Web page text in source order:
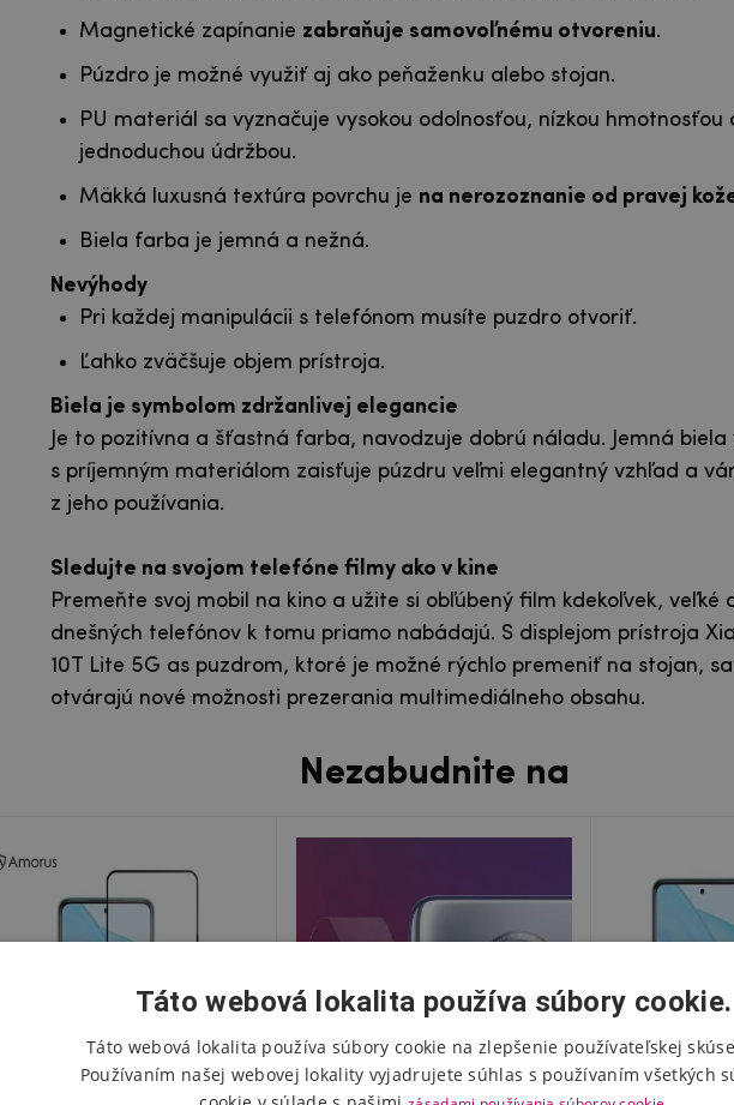
Magnetické zapínanie zabraňuje samovoľnému otvoreniu.
Púzdro je možné využiť aj ako peňaženku alebo stojan.
PU materiál sa vyznačuje vysokou odolnosťou, nízkou hmotnosťou
jednoduchou údržbou.
Mäkká luxusná textúra povrchu je na nerozoznanie od pravej
Biela farba je jemná a nežná.
Nevýhody
Pri každej manipulácii s telefónom musíte puzdro otvoriť.
Ľahko zväčšuje objem prístroja.
Biela je symbolom zdržanlivej elegancie
Je to pozitívna a šťastná farba, navodzuje dobrú náladu. Jemná biela
s príjemným materiálom zaisťuje púzdru veľmi elegantný vzhľad a
z jeho používania.
Sledujte na svojom telefóne filmy ako v kine
Premeňte svoj mobil na kino a užite si obľúbený film kdekoľvek, veľké
dnešných telefónov k tomu priamo nabádajú. S displejom prístroja
10T Lite 5G as puzdrom, ktoré je možné rýchlo premeniť na stojan,
otvárajú nové možnosti prezerania multimediálneho obsahu.
Nezabudnite na
Táto webová lokalita používa súbory cookie.
Táto webová lokalita používa súbory cookie na zlepšenie používateľskej
Používaním našej webovej lokality vyjadrujete súhlas s používaním všetkých